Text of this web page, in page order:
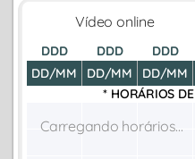
Vídeo online
DDD
DD/MM
DDD
DD/MM
DDD
DD/MM
* HORÁRIOS DE
Carregando horários...